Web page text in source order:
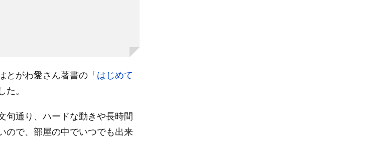
とがわ愛さん著書の「はじめて
。
句通り、ハードな動きや長時間
ので、部屋の中でいつでも出来